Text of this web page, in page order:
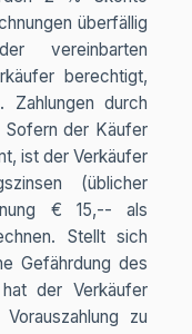
überfällig
vereinbarten
berechtigt,
Zahlungen durch
der Käufer
ist der Verkäufer
(üblicher
€ 15,-- als
Stellt sich
Gefährdung des
der Verkäufer
zu